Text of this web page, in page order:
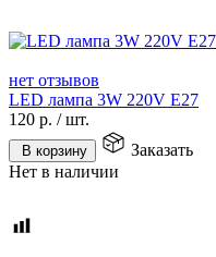
нет отзывов
LED лампа 3W 220V E27
120 р. /шт.
В корзину
Заказать
Нет в наличии